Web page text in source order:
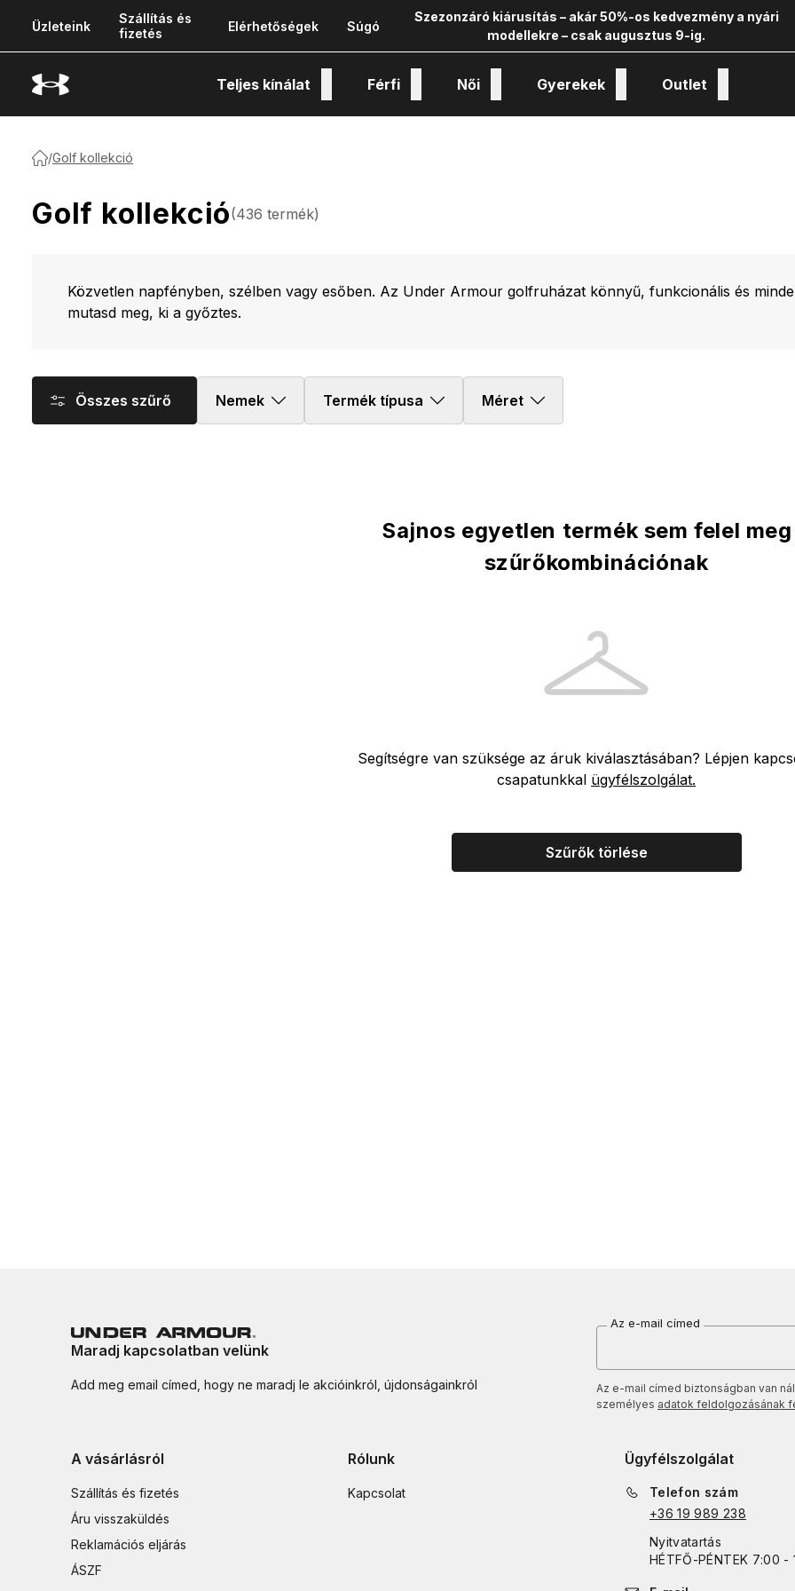
Üzleteink
Szállítás és
fizetés
Elérhetőségek Súgó
Szezonzáró kiárusítás – akár 50%-os kedvezmény a nyári
modellekre – csak augusztus 9-ig.
Teljes kínálat Férfi Női Gyerekek Outlet
/Golf kollekció
Golf kollekció(436 termék)
Közvetlen napfényben, szélben vagy esőben. Az Under Armour golfruházat könnyű, funkcionális és
mutasd meg, ki a győztes.
Összes szűrő Nemek Termék típusa Méret
Sajnos egyetlen termék sem felel meg
szűrőkombinációnak
Segítségre van szüksége az áruk kiválasztásában? Lépjen
csapatunkkal ügyfélszolgálat.
Szűrők törlése
Maradj kapcsolatban velünk
Add meg email címed, hogy ne maradj le akcióinkról, újdonságainkról
Az e-mail címed
Az e-mail címed biztonságban van
személyes adatok feldolgozásának
A vásárlásról
Szállítás és fizetés
Áru visszaküldés
Reklamációs eljárás
ÁSZF
Rólunk
Kapcsolat
Ügyfélszolgálat
Telefon szám
+36 19 989 238
Nyitvatartás
HÉTFŐ-PÉNTEK 7:00 -